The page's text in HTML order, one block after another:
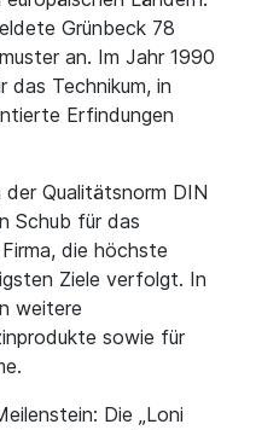
Grünbeck 78
an. Im Jahr 1990
Technikum, in
Erfindungen
Qualitätsnorm DIN
Schub für das
die höchste
Ziele verfolgt. In
weitere
sowie für
Die „Loni